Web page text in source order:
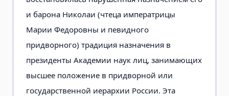
и барона Николаи (чтеца императрицы
Марии Федоровны и певидного
придворного) традиция назначения в
президенты Академии наук лиц, занимающих
высшее положение в придворной или
государственной иерархии России. Эта